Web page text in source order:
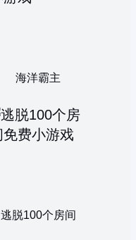
海洋霸主
逃脱100个房间